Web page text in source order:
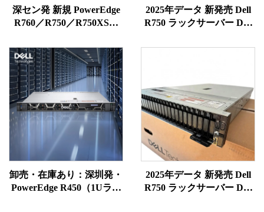
深セン発 新規 PowerEdge
R760／R750／R750XS／
Power Edge ラックサーバ
ー
2025年データ 新発売 Dell
R750 ラックサーバー Dell
卸売・在庫あり：深圳発・
PowerEdge R450（1Uラッ
2025年データ 新発売 Dell
R750 ラックサーバー Dell